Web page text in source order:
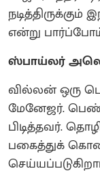
நடித்திருக்கும்
என்று
ஸ்பாய்லர்
வில்லன் ஒரு
மேனேஜர்.
பிடித்தவர்.
பகைத்துக்